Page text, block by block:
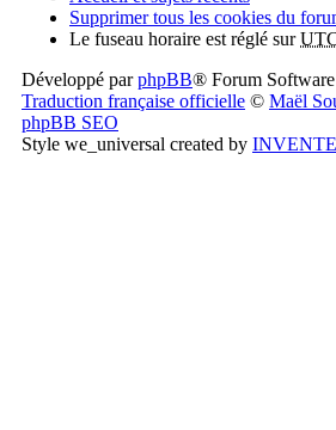
Supprimer tous les cookies du
Le fuseau horaire est réglé sur
Développé parphpBB® Forum
Traduction française officielle © Maël
phpBB SEO
Style we_universal created by